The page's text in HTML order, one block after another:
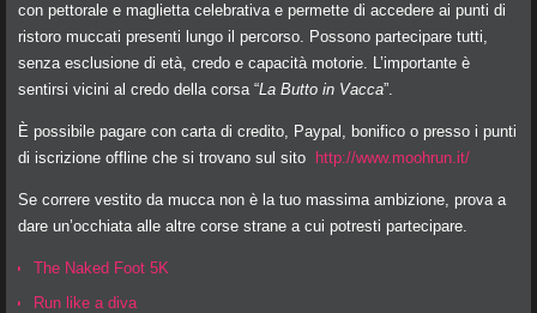
con pettorale e maglietta celebrativa e permette di accedere ai punti di
ristoro muccati presenti lungo il percorso. Possono partecipare tutti,
senza esclusione di età, credo e capacità motorie. L’importante è
sentirsi vicini al credo della corsa “La Butto in Vacca”.
È possibile pagare con carta di credito, Paypal, bonifico o presso i punti
di iscrizione offline che si trovano sul sito
http://www.moohrun.it/
Se correre vestito da mucca non è la tuo massima ambizione, prova a
dare un’occhiata alle altre corse strane a cui potresti partecipare.
The Naked Foot 5K
Run like a diva